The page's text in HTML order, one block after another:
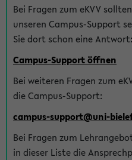
Bei Fragen zum eKVV
unseren Campus-Support
Sie dort schon eine Antwort:
Campus-Support öffnen
Bei weiteren Fragen zum
die Campus-Support:
campus-support@uni-
Bei Fragen zum
in dieser Liste die